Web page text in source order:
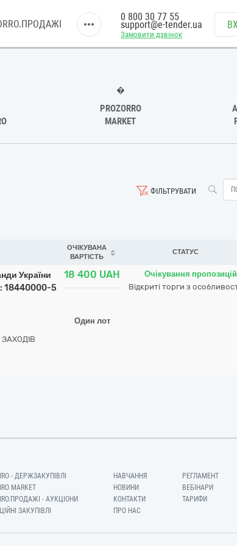
Замовити дзвінок
0 800 30 77 55
support@e-tender.ua
�
PROZORRO
MARKET
ФІЛЬТРУВАТИ
ОЧІКУВАНА
ВАРТІСТЬ
СТАТУС
України
18440000-5
18 400 UAH
Один лот
Очікування пропозицій
Відкриті торги з
- ДЕРЖЗАКУПІВЛІ
MARKET
- АУКЦІОНИ
ЗАКУПІВЛІ
НАВЧАННЯ
НОВИНИ
КОНТАКТИ
ПРО НАС
РЕГЛАМЕНТ
ВЕБІНАРИ
ТАРИФИ